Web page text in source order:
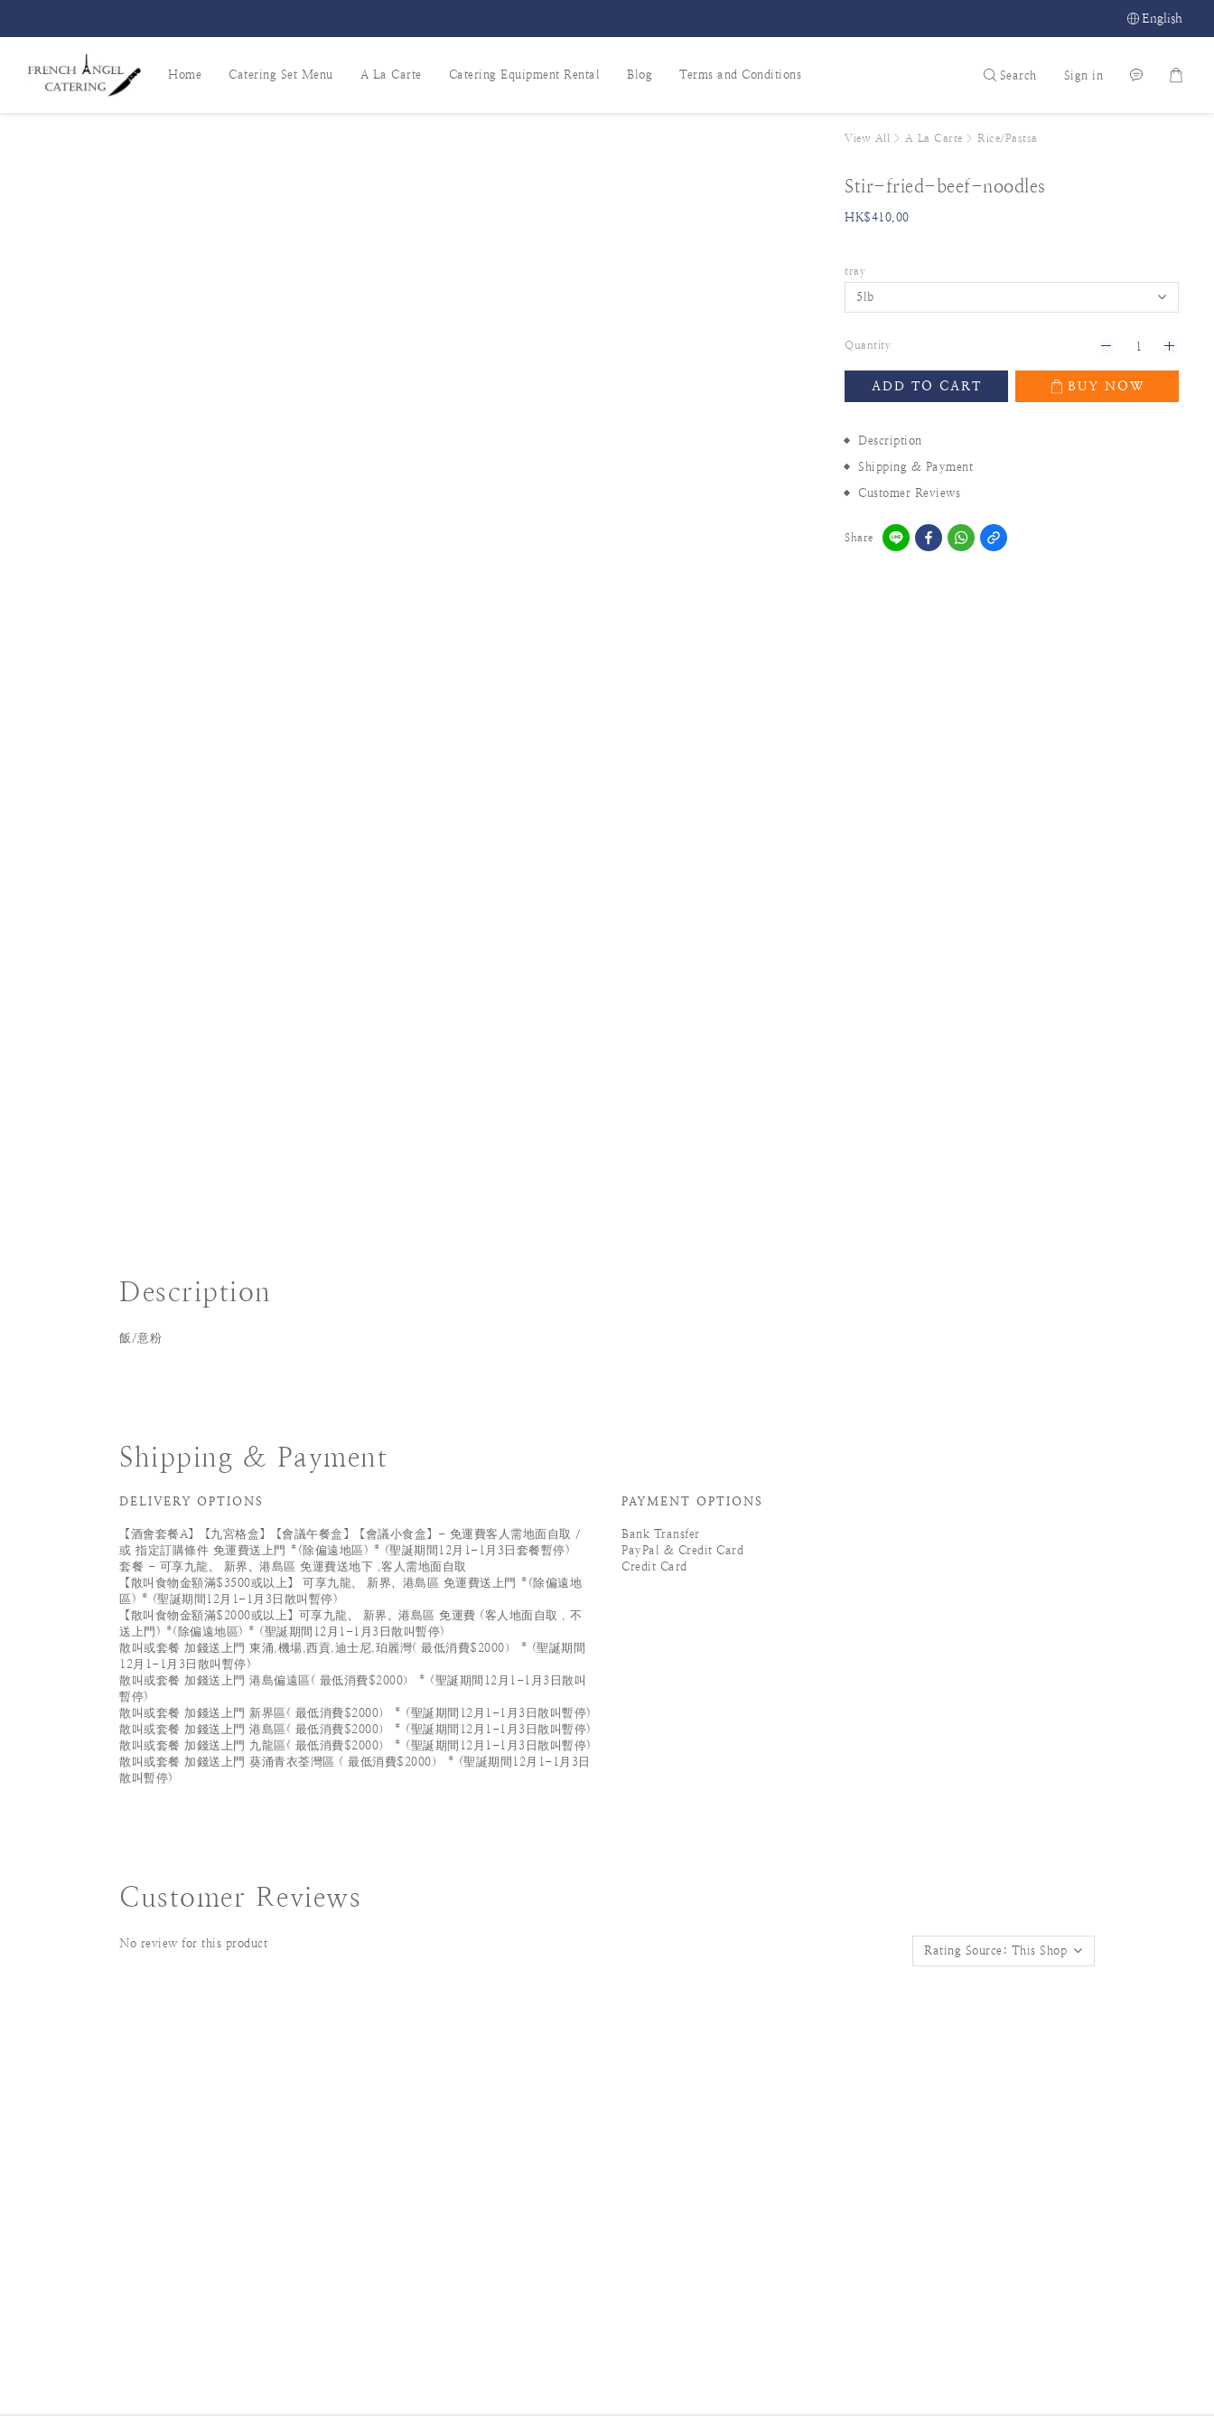
English
Home Catering Set Menu A La Carte Catering Equipment Rental Blog Terms and Conditions Search Sign in
View All > A La Carte > Rice/Pastsa
Stir-fried-beef-noodles
HK$410.00
tray
Quantity
ADD TO CART BUY NOW
Description
Shipping & Payment
Customer Reviews
Share
Description
飯/意粉
Shipping & Payment
DELIVERY OPTIONS
【酒會套餐A】【九宮格盒】【會議午餐盒】【會議小食盒】- 免運費客人需地面自取 /
或 指定訂購條件 免運費送上門 *(除偏遠地區) * (聖誕期間12月1-1月3日套餐暫停)
套餐 - 可享九龍、 新界、港島區 免運費送地下 ,客人需地面自取
【散叫食物金額滿$3500或以上】 可享九龍、 新界、港島區 免運費送上門 *(除偏遠地
區) * (聖誕期間12月1-1月3日散叫暫停)
【散叫食物金額滿$2000或以上】可享九龍、 新界、港島區 免運費 (客人地面自取 , 不
送上門) *(除偏遠地區) * (聖誕期間12月1-1月3日散叫暫停)
散叫或套餐 加錢送上門 東涌,機場,西貢,迪士尼,珀麗灣( 最低消費$2000） * (聖誕期間
12月1-1月3日散叫暫停)
散叫或套餐 加錢送上門 港島偏遠區( 最低消費$2000） * (聖誕期間12月1-1月3日散叫
暫停)
散叫或套餐 加錢送上門 新界區( 最低消費$2000） * (聖誕期間12月1-1月3日散叫暫停)
散叫或套餐 加錢送上門 港島區( 最低消費$2000） * (聖誕期間12月1-1月3日散叫暫停)
散叫或套餐 加錢送上門 九龍區( 最低消費$2000） * (聖誕期間12月1-1月3日散叫暫停)
散叫或套餐 加錢送上門 葵涌青衣荃灣區 ( 最低消費$2000） * (聖誕期間12月1-1月3日
散叫暫停)
PAYMENT OPTIONS
Bank Transfer
PayPal & Credit Card
Credit Card
Customer Reviews
No review for this product